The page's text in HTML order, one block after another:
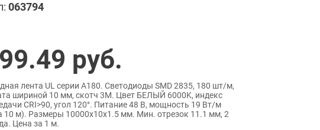
063794
руб.
лента UL серии A180. Светодиоды SMD 2835, 180 шт/м,
шириной 10 мм, скотч 3M. Цвет БЕЛЫЙ 6000K, индекс
CRI>90, угол 120°. Питание 48 В, мощность 19 Вт/м
10 м). Размеры 10000x10x1.5 мм. Мин. отрезок 11.1 мм, 2
Цена за 1 м.